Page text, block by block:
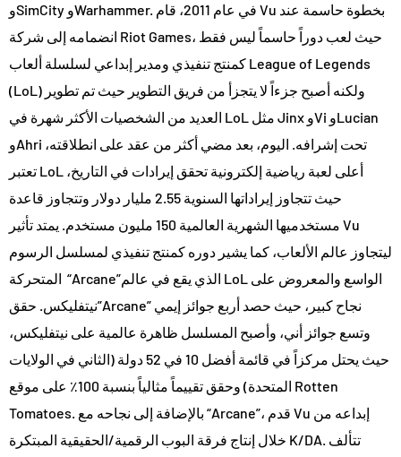
وSimCity وWarhammer. في عام 2011، قام Vu بخطوة حاسمة عند
انضمامه إلى شركة Riot Games، حيث لعب دوراً حاسماً ليس فقط
كمنتج تنفيذي ومدير إبداعي لسلسلة ألعاب League of Legends
(LoL) ولكنه أصبح جزءاً لا يتجزأ من فريق التطوير حيث تم تطوير
العديد من الشخصيات الأكثر شهرة في LoL مثل Jinx وVi وLucian
وAhri تحت إشرافه. اليوم، بعد مضي أكثر من عقد على انطلاقته،
تعتبر LoL أعلى لعبة رياضية إلكترونية تحقق إيرادات في التاريخ،
حيث تتجاوز إيراداتها السنوية 2.55 مليار دولار وتتجاوز قاعدة
مستخدميها الشهرية العالمية 150 مليون مستخدم. يمتد تأثير Vu
ليتجاوز عالم الألعاب، كما يشير دوره كمنتج تنفيذي لمسلسل الرسوم
المتحركة “Arcane”الذي يقع في عالم LoL الواسع والمعروض على
نيتفليكس. حقق”Arcane” نجاح كبير، حيث حصد أربع جوائز إيمي
وتسع جوائز أني، وأصبح المسلسل ظاهرة عالمية على نيتفليكس،
حيث يحتل مركزاً في قائمة أفضل 10 في 52 دولة (الثاني في الولايات
المتحدة) وحقق تقييماً مثالياً بنسبة 100٪ على موقع Rotten
Tomatoes. بالإضافة إلى نجاحه مع “Arcane”، قدم Vu إبداعه من
خلال إنتاج فرقة البوب الرقمية/الحقيقية المبتكرة K/DA. تتألف